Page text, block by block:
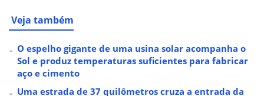
Veja também
O espelho gigante de uma usina solar acompanha o
Sol e produz temperaturas suficientes para fabricar
aço e cimento
Uma estrada de 37 quilômetros cruza a entrada da